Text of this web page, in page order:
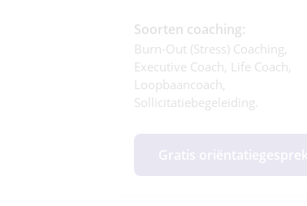
Soorten coaching:
Burn-Out (stress) Coaching,
Executive Coach, Life Coach,
Loopbaancoach,
Sollicitatiebegeleiding.
Gratis oriëntatiegesprek